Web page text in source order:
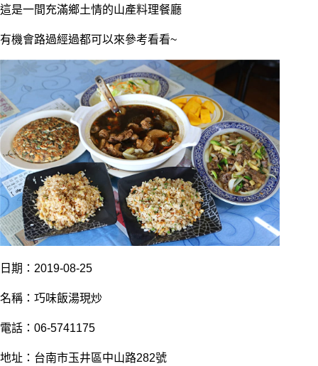
這是一間充滿鄉土情的山產料理餐廳
有機會路過經過都可以來參考看看~
日 期：2019-08-25
名稱：巧味飯湯現炒
電話：06-5741175
地址：台南市玉井區中山路282號